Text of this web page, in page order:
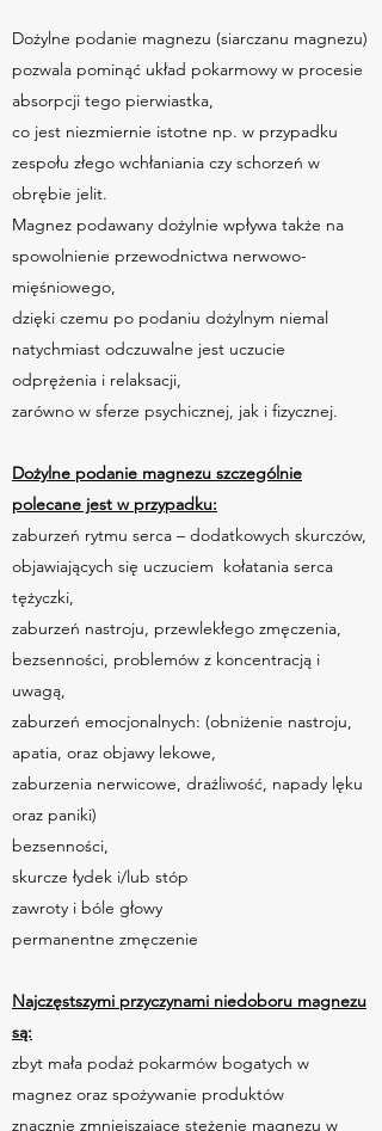
Dożylne podanie magnezu (siarczanu magnezu)
pozwala pominąć układ pokarmowy w procesie
absorpcji tego pierwiastka,
co jest niezmiernie istotne np. w przypadku
zespołu złego wchłaniania czy schorzeń w
obrębie jelit.
Magnez podawany dożylnie wpływa także na
spowolnienie przewodnictwa nerwowo-
mięśniowego,
dzięki czemu po podaniu dożylnym niemal
natychmiast odczuwalne jest uczucie
odprężenia i relaksacji,
zarówno w sferze psychicznej, jak i fizycznej.
Dożylne podanie magnezu szczególnie
polecane jest w przypadku:
zaburzeń rytmu serca – dodatkowych skurczów,
objawiających się uczuciem kołatania serca
tężyczki,
zaburzeń nastroju, przewlekłego zmęczenia,
bezsenności, problemów z koncentracją i
uwagą,
zaburzeń emocjonalnych: (obniżenie nastroju,
apatia, oraz objawy lekowe,
zaburzenia nerwicowe, drażliwość, napady lęku
oraz paniki)
bezsenności,
skurcze łydek i/lub stóp
zawroty i bóle głowy
permanentne zmęczenie
Najczęstszymi przyczynami niedoboru magnezu
są:
zbyt mała podaż pokarmów bogatych w
magnez oraz spożywanie produktów
znacznie zmniejszające stężenie magnezu w